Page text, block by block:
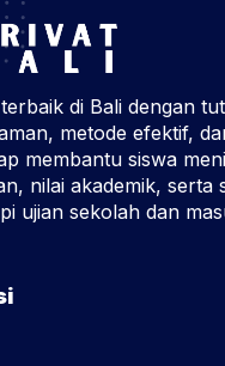
di Bali dengan
metode efektif,
membantu siswa
nilai akademik, serta
ujian sekolah dan